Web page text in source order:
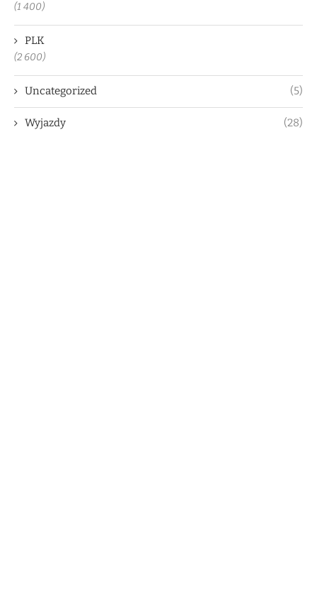
(1 400)
PLK
(2 600)
Uncategorized (5)
Wyjazdy (28)